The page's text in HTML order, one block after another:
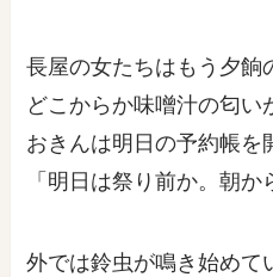
長屋の女たちはもう夕餉
どこからか味噌汁の匂い
おきんは明日の予約帳を
「明日は祭り前か。朝か
外では鈴虫が鳴き始めて